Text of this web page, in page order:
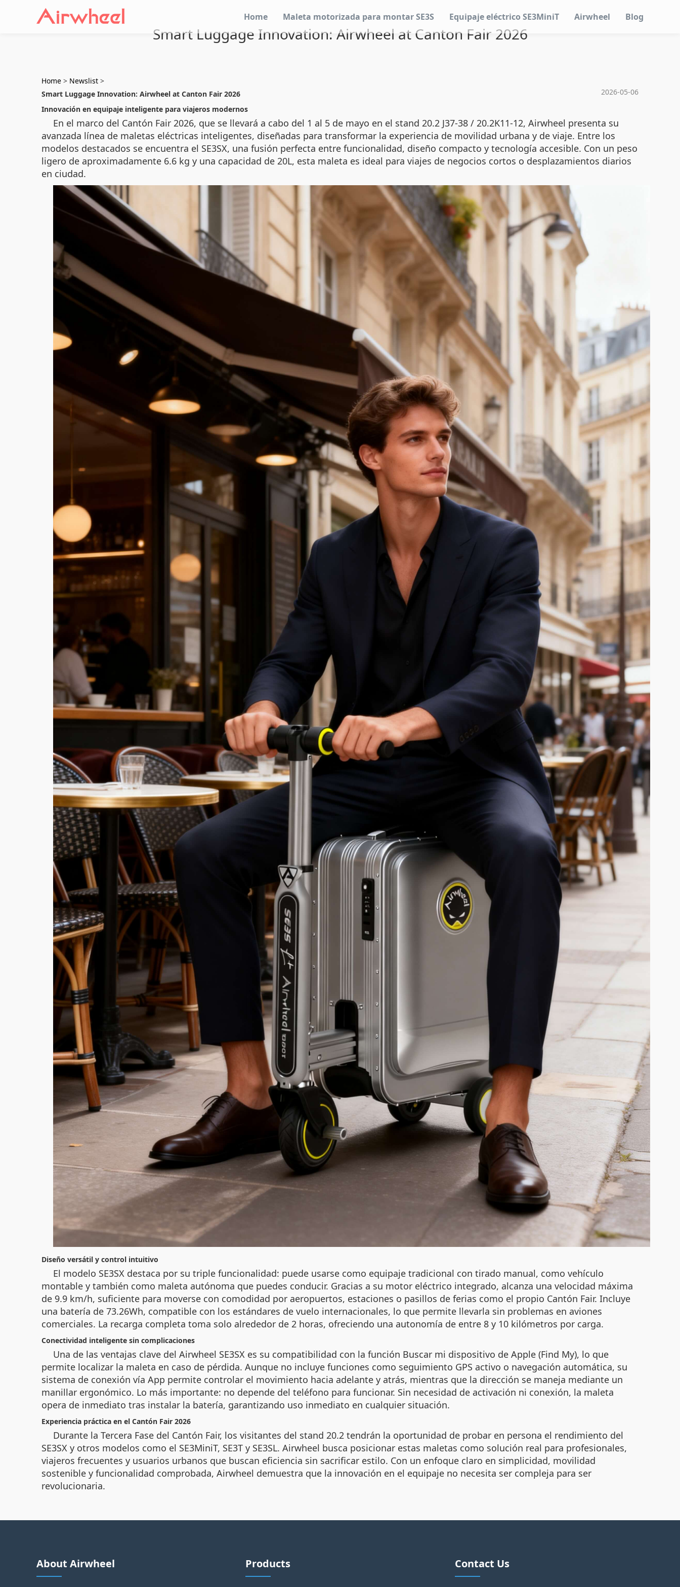
Home Maleta motorizada para montar SE3S Equipaje eléctrico SE3MiniT Airwheel Blog
Smart Luggage Innovation: Airwheel at Canton Fair 2026
Home > Newslist >
2026-05-06
Smart Luggage Innovation: Airwheel at Canton Fair 2026
Innovación en equipaje inteligente para viajeros modernos
En el marco del Cantón Fair 2026, que se llevará a cabo del 1 al 5 de mayo en el stand 20.2 J37-38 / 20.2K11-12, Airwheel presenta su
avanzada línea de maletas eléctricas inteligentes, diseñadas para transformar la experiencia de movilidad urbana y de viaje. Entre los
modelos destacados se encuentra el SE3SX, una fusión perfecta entre funcionalidad, diseño compacto y tecnología accesible. Con un peso
ligero de aproximadamente 6.6 kg y una capacidad de 20L, esta maleta es ideal para viajes de negocios cortos o desplazamientos diarios
en ciudad.
Diseño versátil y control intuitivo
El modelo SE3SX destaca por su triple funcionalidad: puede usarse como equipaje tradicional con tirado manual, como vehículo
montable y también como maleta autónoma que puedes conducir. Gracias a su motor eléctrico integrado, alcanza una velocidad máxima
de 9.9 km/h, suficiente para moverse con comodidad por aeropuertos, estaciones o pasillos de ferias como el propio Cantón Fair. Incluye
una batería de 73.26Wh, compatible con los estándares de vuelo internacionales, lo que permite llevarla sin problemas en aviones
comerciales. La recarga completa toma solo alrededor de 2 horas, ofreciendo una autonomía de entre 8 y 10 kilómetros por carga.
Conectividad inteligente sin complicaciones
Una de las ventajas clave del Airwheel SE3SX es su compatibilidad con la función Buscar mi dispositivo de Apple (Find My), lo que
permite localizar la maleta en caso de pérdida. Aunque no incluye funciones como seguimiento GPS activo o navegación automática, su
sistema de conexión vía App permite controlar el movimiento hacia adelante y atrás, mientras que la dirección se maneja mediante un
manillar ergonómico. Lo más importante: no depende del teléfono para funcionar. Sin necesidad de activación ni conexión, la maleta
opera de inmediato tras instalar la batería, garantizando uso inmediato en cualquier situación.
Experiencia práctica en el Cantón Fair 2026
Durante la Tercera Fase del Cantón Fair, los visitantes del stand 20.2 tendrán la oportunidad de probar en persona el rendimiento del
SE3SX y otros modelos como el SE3MiniT, SE3T y SE3SL. Airwheel busca posicionar estas maletas como solución real para profesionales,
viajeros frecuentes y usuarios urbanos que buscan eficiencia sin sacrificar estilo. Con un enfoque claro en simplicidad, movilidad
sostenible y funcionalidad comprobada, Airwheel demuestra que la innovación en el equipaje no necesita ser compleja para ser
revolucionaria.
About Airwheel Products Contact Us